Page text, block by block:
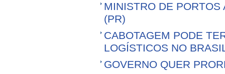
MINISTRO DE
(PR)
CABOTAGEM PODE
LOGÍSTICOS NO
GOVERNO QUER